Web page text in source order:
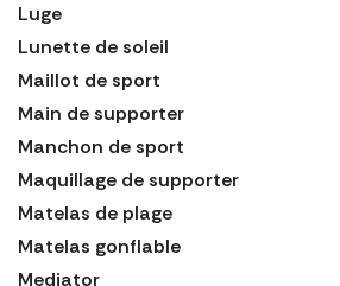
Luge
Lunette de soleil
Maillot de sport
Main de supporter
Manchon de sport
Maquillage de supporter
Matelas de plage
Matelas gonflable
Mediator